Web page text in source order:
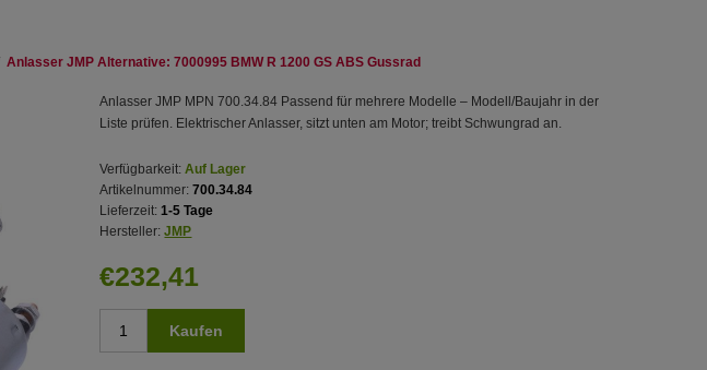
Anlasser JMP Alternative: 7000995 BMW R 1200 GS ABS Gussrad
Anlasser JMP MPN 700.34.84 Passend für mehrere Modelle – Modell/Baujahr in der
Liste prüfen. Elektrischer Anlasser, sitzt unten am Motor; treibt Schwungrad an.
Verfügbarkeit: Auf Lager
Artikelnummer: 700.34.84
Lieferzeit: 1-5 Tage
Hersteller: JMP
€232,41
Kaufen